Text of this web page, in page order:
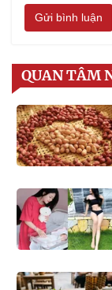
Gửi bình luận
QUAN TÂM